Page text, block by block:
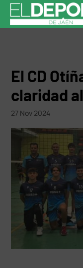
El CD
claridad
27 Nov 2024